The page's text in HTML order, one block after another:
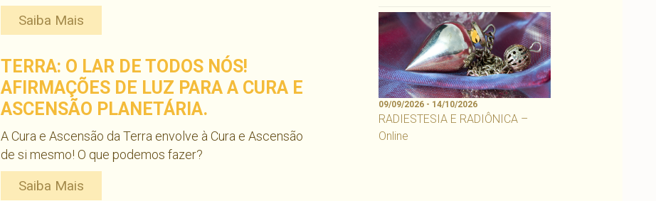
Saiba Mais
TERRA: O LAR DE TODOS NÓS!
AFIRMAÇÕES DE LUZ PARA A CURA E
ASCENSÃO PLANETÁRIA.
A Cura e Ascensão da Terra envolve à Cura e Ascensão
de si mesmo! O que podemos fazer?
Saiba Mais
09/09/2026 - 14/10/2026
RADIESTESIA E RADIÔNICA –
Online